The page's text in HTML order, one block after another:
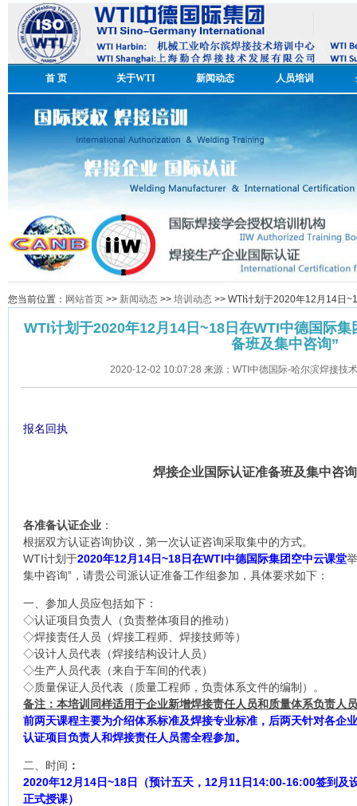
首 页 关于WTI 新闻动态 人员培训
您当前位置： 网站首页 >> 新闻动态 >> 培训动态 >> WTI计划于2020年12月14日
WTI计划于2020年12月14日~18日在WTI中德国际
备班及集中咨询”
2020-12-02 10:07:28 来源：WTI中德国际-哈尔滨焊接技
报名回执
焊接企业国际认证准备班及集中咨
各准备认证企业 ：
根据双方认证咨询协议，第一次认证咨询采取集中的方式。
WTI计划于2020年12月14日~18日在WTI中德国际集团空中云课堂
集中咨询”，请贵公司派认证准备工作组参加，具体要求如下：
一、参加人员应包括如下：
◇认证项目负责人（负责整体项目的推动）
◇焊接责任人员（焊接工程师、焊接技师等）
◇设计人员代表（焊接结构设计人员）
◇生产人员代表（来自于车间的代表）
◇质量保证人员代表（质量工程师，负责体系文件的编制）。
备注：本培训同样适用于企业新增焊接责任人员和质量体系负责人
前两天课程主要为介绍体系标准及焊接专业标准，后两天针对各企
认证项目负责人和焊接责任人员需全程参加。
二、时间 ：
2020年12月14日~18日（预计五天，12月11日14:00-16:00签到及
正式授课）